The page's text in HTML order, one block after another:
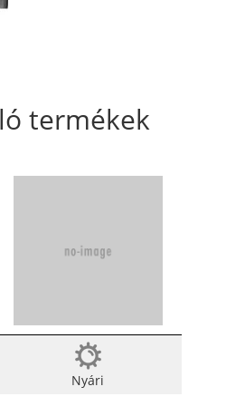
termékek
Nyári